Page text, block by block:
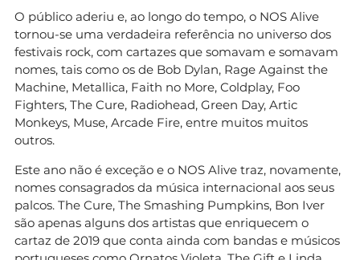
O público aderiu e, ao longo do tempo, o NOS Alive
tornou-se uma verdadeira referência no universo dos
festivais rock, com cartazes que somavam e somavam
nomes, tais como os de Bob Dylan, Rage Against the
Machine, Metallica, Faith no More, Coldplay, Foo
Fighters, The Cure, Radiohead, Green Day, Artic
Monkeys, Muse, Arcade Fire, entre muitos muitos
outros.
Este ano não é exceção e o NOS Alive traz, novamente,
nomes consagrados da música internacional aos seus
palcos. The Cure, The Smashing Pumpkins, Bon Iver
são apenas alguns dos artistas que enriquecem o
cartaz de 2019 que conta ainda com bandas e músicos